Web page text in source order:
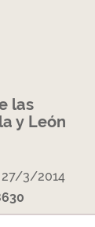
las
y León
27/3/2014